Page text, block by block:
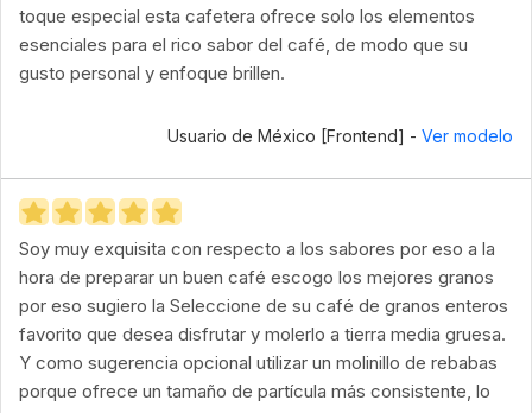
toque especial esta cafetera ofrece solo los elementos
esenciales para el rico sabor del café, de modo que su
gusto personal y enfoque brillen.
Usuario de México [Frontend] - Ver modelo
Soy muy exquisita con respecto a los sabores por eso a la
hora de preparar un buen café escogo los mejores granos
por eso sugiero la Seleccione de su café de granos enteros
favorito que desea disfrutar y molerlo a tierra media gruesa.
Y como sugerencia opcional utilizar un molinillo de rebabas
porque ofrece un tamaño de partícula más consistente, lo